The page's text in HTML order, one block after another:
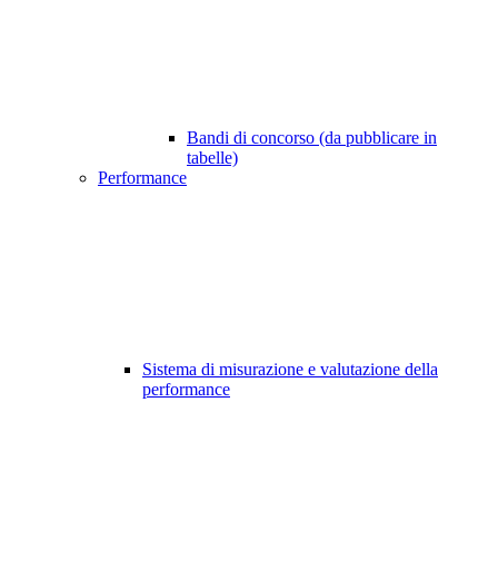
Bandi di concorso (da pubblicare in
tabelle)
Performance
Sistema di misurazione e valutazione della
performance